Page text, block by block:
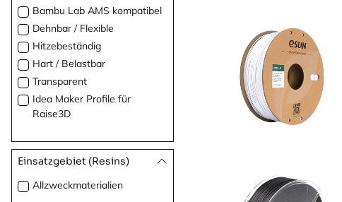
Bambu Lab AMS kompatibel
Dehnbar / Flexible
Hitzebeständig
Hart / Belastbar
Transparent
Idea Maker Profile für
Raise3D
Einsatzgebiet (Resins)
Allzweckmaterialien